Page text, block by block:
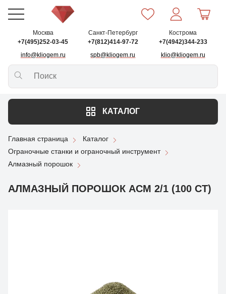
Москва
+7(495)252-03-45
info@kliogem.ru
Санкт-Петербург
+7(812)414-97-72
spb@kliogem.ru
Кострома
+7(4942)344-233
klio@kliogem.ru
КАТАЛОГ
Главная страница
Каталог
Ограночные станки и ограночный инструмент
Алмазный порошок
АЛМАЗНЫЙ ПОРОШОК АСМ 2/1 (100 CT)